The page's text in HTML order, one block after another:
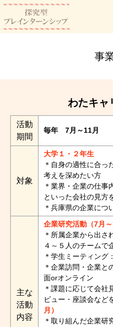
事
わたキャ
活動
期間
毎年 7月～11月
対象
大学１・２年生
＊自身の適性に合っ
考えを深めたい方
＊業界・企業の仕事
といった会社の見方
＊兵庫県の企業につ
主な
活動
内容
企業研究活動（7月～
＊所属企業から出さ
４～５人のチームで
＊学生ミーティング
＊企業訪問・企業と
面orオンライン
＊課題に応じて会社
ビュー・座談会など
月）
＊取り組んだ企業研